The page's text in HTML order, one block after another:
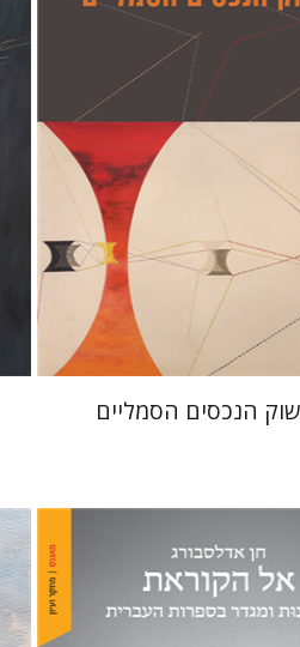
הנחת אתר ספר מודפס
$31
שוק הנכסים הסמליים
חן אדלסבורג